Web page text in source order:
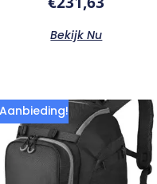
Bekijk Nu
Aanbieding!